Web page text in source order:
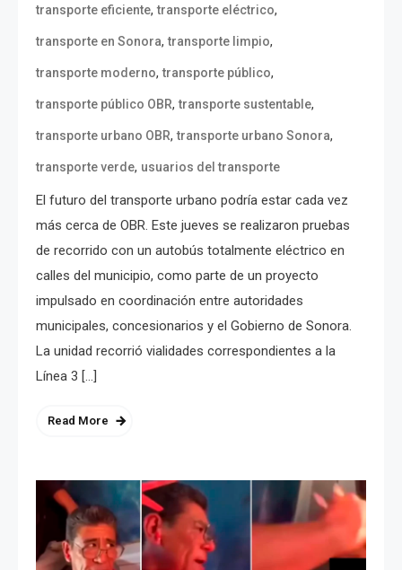
transporte eficiente,transporte eléctrico,
transporte en Sonora,transporte limpio,
transporte moderno,transporte público,
transporte público OBR,transporte sustentable,
transporte urbano OBR,transporte urbano Sonora,
transporte verde, usuarios del transporte
El futuro del transporte urbano podría estar cada vez
más cerca de OBR. Este jueves se realizaron pruebas
de recorrido con un autobús totalmente eléctrico en
calles del municipio, como parte de un proyecto
impulsado en coordinación entre autoridades
municipales, concesionarios y el Gobierno de Sonora.
La unidad recorrió vialidades correspondientes a la
Línea 3 […]
Read More